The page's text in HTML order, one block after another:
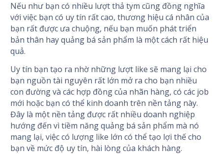
Nếu như bạn có nhiều lượt thả tym cũng đồng nghĩa
với việc bạn có uy tín rất cao, thương hiệu cá nhân của
bạn rất được ưa chuộng, nếu bạn muốn phát triển
bản thân hay quảng bá sản phẩm là một cách rất hiệu
quả.
Uy tín bạn tạo ra nhờ những lượt like sẽ mang lại cho
bạn nguồn tài nguyên rất lớn mở ra cho bạn nhiều
con đường và các hợp đồng của nhãn hàng, có các job
mới hoặc bạn có thể kinh doanh trên nền tảng này.
Đây là một nền tảng được rất nhiều doanh nghiệp
hướng đến vì tiềm năng quảng bá sản phẩm mà nó
mang lại, việc có lượng like lớn có thể tạo lợi thế cho
bạn về mức độ uy tín, hài lòng của khách hàng.